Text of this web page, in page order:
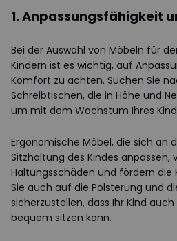
1. Anpassungsfähigkeit
Bei der Auswahl von Möbeln für
Kindern ist es wichtig, auf
Komfort zu achten. Suchen Sie
Schreibtischen, die in Höhe und
um mit dem Wachstum Ihres
Ergonomische Möbel, die sich an
Sitzhaltung des Kindes anpassen,
Haltungsschäden und fördern die
Sie auch auf die Polsterung und
sicherzustellen, dass Ihr Kind
bequem sitzen kann.